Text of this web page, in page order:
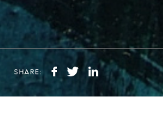
SHARE: